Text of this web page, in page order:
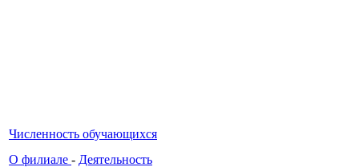
Численность обучающихся
О филиале - Деятельность